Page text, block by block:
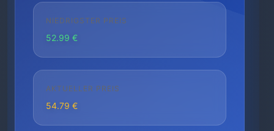
NIEDRIGSTER PREIS
52.99 €
AKTUELLER PREIS
54.79 €